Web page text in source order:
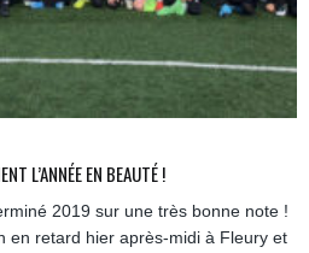
L’ANNÉE EN BEAUTÉ !
2019 sur une très bonne note !
en retard hier après-midi à Fleury et